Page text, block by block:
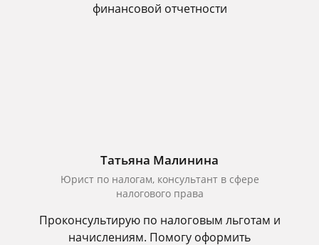
финансовой отчетности
Татьяна Малинина
Юрист по налогам, консультант в сфере
налогового права
Проконсультирую по налоговым льготам и
начислениям. Помогу оформить